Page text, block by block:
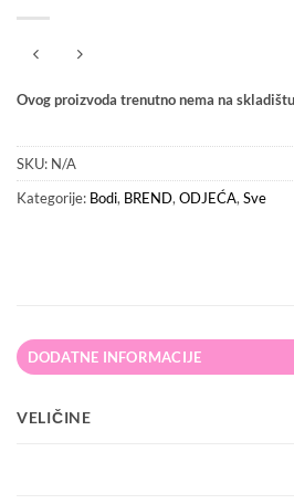
Ovog proizvoda trenutno nema na
SKU: N/A
Kategorije: Bodi, BREND, ODJEĆA, Sve
DODATNE INFORMACIJE
VELIČINE